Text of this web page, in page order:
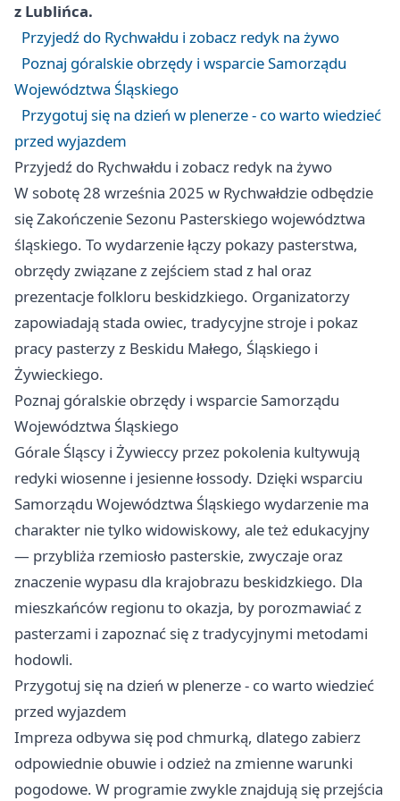
z Lublińca.
Przyjedź do Rychwałdu i zobacz redyk na żywo
Poznaj góralskie obrzędy i wsparcie Samorządu
Województwa Śląskiego
Przygotuj się na dzień w plenerze - co warto wiedzieć
przed wyjazdem
Przyjedź do Rychwałdu i zobacz redyk na żywo
W sobotę 28 września 2025 w Rychwałdzie odbędzie
się Zakończenie Sezonu Pasterskiego województwa
śląskiego. To wydarzenie łączy pokazy pasterstwa,
obrzędy związane z zejściem stad z hal oraz
prezentacje folkloru beskidzkiego. Organizatorzy
zapowiadają stada owiec, tradycyjne stroje i pokaz
pracy pasterzy z Beskidu Małego, Śląskiego i
Żywieckiego.
Poznaj góralskie obrzędy i wsparcie Samorządu
Województwa Śląskiego
Górale Śląscy i Żywieccy przez pokolenia kultywują
redyki wiosenne i jesienne łossody. Dzięki wsparciu
Samorządu Województwa Śląskiego wydarzenie ma
charakter nie tylko widowiskowy, ale też edukacyjny
— przybliża rzemiosło pasterskie, zwyczaje oraz
znaczenie wypasu dla krajobrazu beskidzkiego. Dla
mieszkańców regionu to okazja, by porozmawiać z
pasterzami i zapoznać się z tradycyjnymi metodami
hodowli.
Przygotuj się na dzień w plenerze - co warto wiedzieć
przed wyjazdem
Impreza odbywa się pod chmurką, dlatego zabierz
odpowiednie obuwie i odzież na zmienne warunki
pogodowe. W programie zwykle znajdują się przejścia